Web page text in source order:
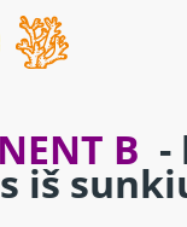
B -
iš